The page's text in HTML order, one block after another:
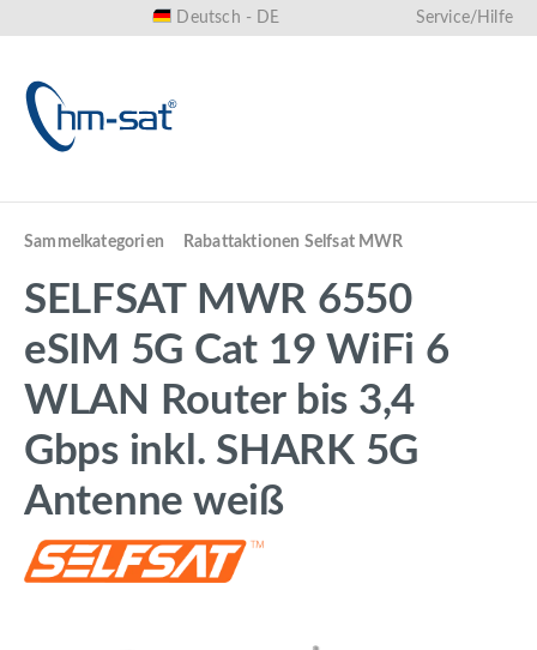
Deutsch - DE Service/Hilfe
Sammelkategorien Rabattaktionen Selfsat MWR
SELFSAT MWR 6550
eSIM 5G Cat 19 WiFi 6
WLAN Router bis 3,4
Gbps inkl. SHARK 5G
Antenne weiß